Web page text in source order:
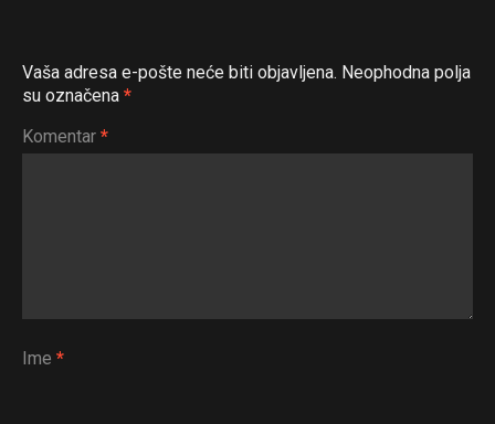
Vaša adresa e-pošte neće biti objavljena. Neophodna polja
su označena *
Komentar *
Ime *